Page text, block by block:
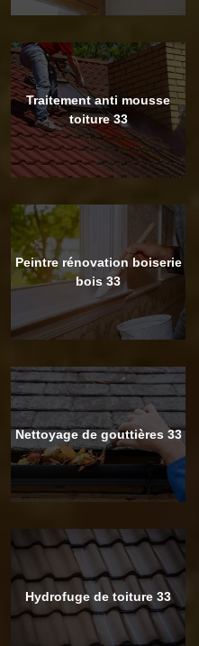
Traitement anti mousse
toiture 33
Peintre rénovation boiserie
bois 33
Nettoyage de gouttières 33
Hydrofuge de toiture 33